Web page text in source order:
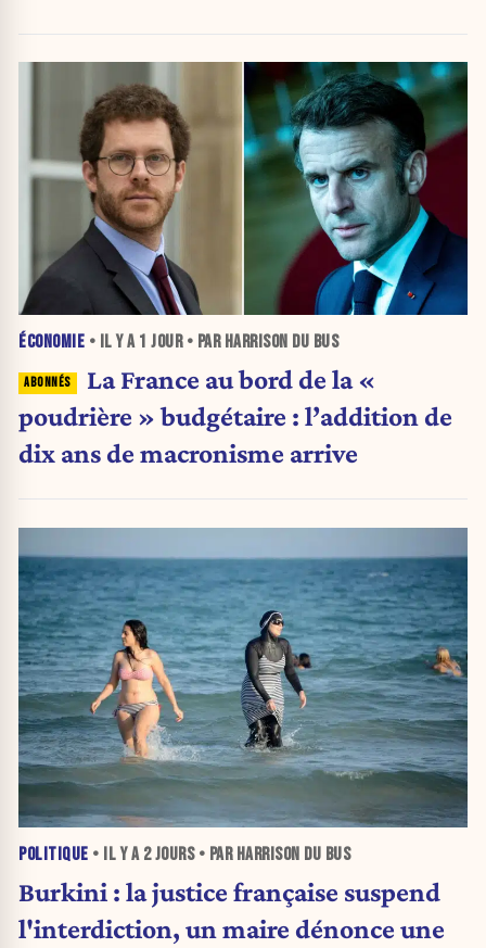
ÉCONOMIE • IL Y A 1 JOUR• PAR HARRISON DU BUS
La France au bord de la «
poudrière » budgétaire : l’addition de
dix ans de macronisme arrive
POLITIQUE • IL Y A 2 JOURS• PAR HARRISON DU BUS
Burkini : la justice française suspend
l'interdiction, un maire dénonce une